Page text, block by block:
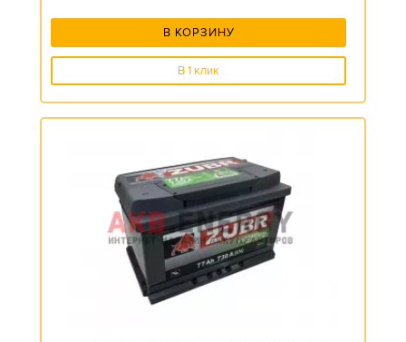
В КОРЗИНУ
В 1 клик